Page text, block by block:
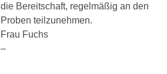
die Bereitschaft, regelmäßig an den
Proben teilzunehmen.
Frau Fuchs
–